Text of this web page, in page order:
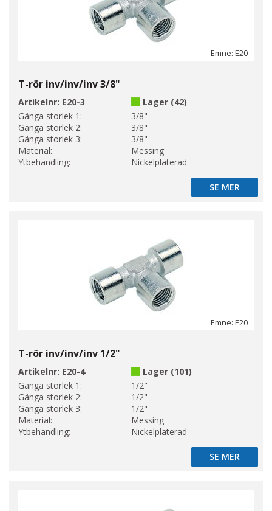
Emne: E20
T-rör inv/inv/inv 3/8"
Artikelnr: E20-3
Lager (42)
Gänga storlek 1:
3/8"
Gänga storlek 2:
3/8"
Gänga storlek 3:
3/8"
Material:
Messing
Ytbehandling:
Nickelpläterad
SE MER
SE MER
Emne: E20
T-rör inv/inv/inv 1/2"
Artikelnr: E20-4
Lager (101)
Gänga storlek 1:
1/2"
Gänga storlek 2:
1/2"
Gänga storlek 3:
1/2"
Material:
Messing
Ytbehandling:
Nickelpläterad
SE MER
SE MER